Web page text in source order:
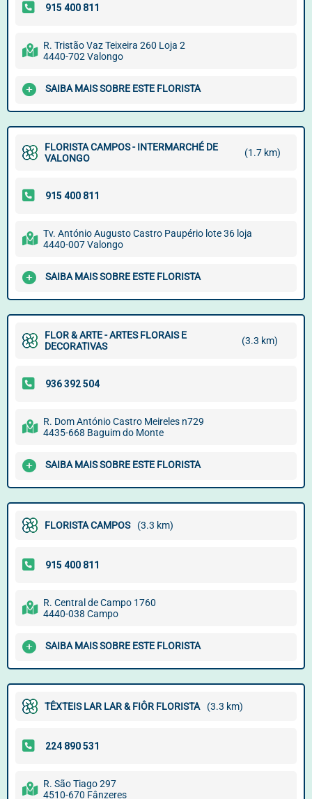
R. Tristão Vaz Teixeira 260 Loja 2
4440-702 Valongo
SAIBA MAIS SOBRE ESTE FLORISTA
FLORISTA CAMPOS - INTERMARCHÉ DE
VALONGO
(1.7 km)
Tv. António Augusto Castro Paupério lote 36 loja
4440-007 Valongo
SAIBA MAIS SOBRE ESTE FLORISTA
FLOR & ARTE - ARTES FLORAIS E
DECORATIVAS
(3.3 km)
R. Dom António Castro Meireles n729
4435-668 Baguim do Monte
SAIBA MAIS SOBRE ESTE FLORISTA
FLORISTA CAMPOS (3.3 km)
R. Central de Campo 1760
4440-038 Campo
SAIBA MAIS SOBRE ESTE FLORISTA
TÊXTEIS LAR LAR & FIÔR FLORISTA (3.3 km)
R. São Tiago 297
4510-670 Fânzeres